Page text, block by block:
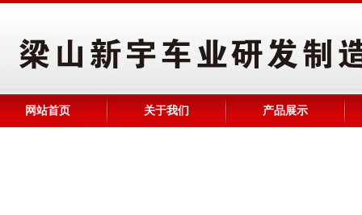
网站首页 关于我们 产品展示